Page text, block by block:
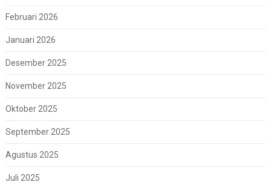
Februari 2026
Januari 2026
Desember 2025
November 2025
Oktober 2025
September 2025
Agustus 2025
Juli 2025